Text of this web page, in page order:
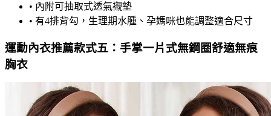
• 內附可抽取式透氣襯墊
• 有4排背勾，生理期水腫、孕媽咪也能調整適合尺寸
運動內衣推薦款式五：手掌一片式無鋼圈舒適無痕
胸衣